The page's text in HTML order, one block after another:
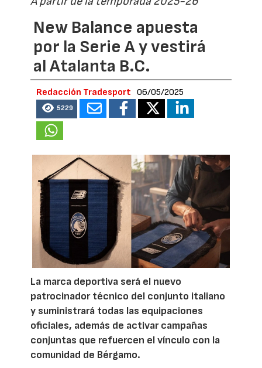
New Balance apuesta
por la Serie A y vestirá
al Atalanta B.C.
Redacción Tradesport 06/05/2025
5229
La marca deportiva será el nuevo
patrocinador técnico del conjunto italiano
y suministrará todas las equipaciones
oficiales, además de activar campañas
conjuntas que refuercen el vínculo con la
comunidad de Bérgamo.